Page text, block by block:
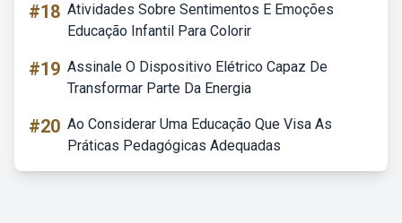
#18 Atividades Sobre Sentimentos E Emoções
Educação Infantil Para Colorir
#19 Assinale O Dispositivo Elétrico Capaz De
Transformar Parte Da Energia
#20 Ao Considerar Uma Educação Que Visa As
Práticas Pedagógicas Adequadas